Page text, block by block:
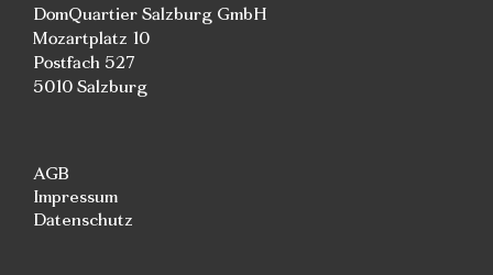
DomQuartier Salzburg GmbH
Mozartplatz 10
Postfach 527
5010 Salzburg
AGB
Impressum
Datenschutz